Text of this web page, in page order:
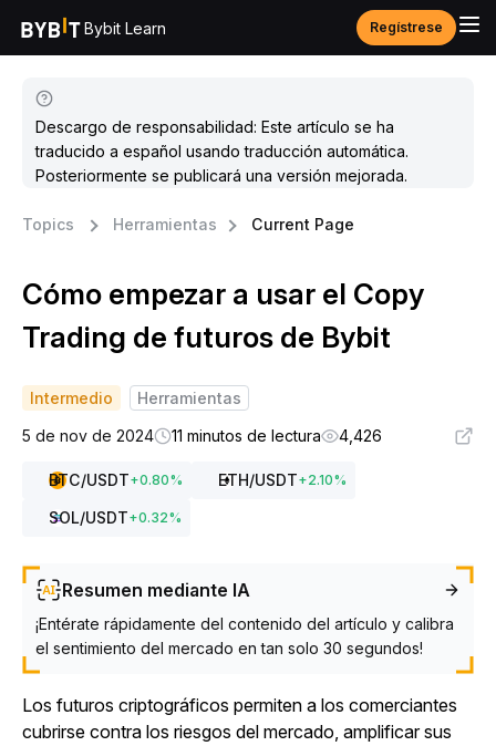
Bybit Learn Regístrese
Descargo de responsabilidad: Este artículo se ha
traducido a español usando traducción automática.
Posteriormente se publicará una versión mejorada.
Topics Herramientas Current Page
Cómo empezar a usar el Copy
Trading de futuros de Bybit
Intermedio
Herramientas
5 de nov de 2024
11 minutos de lectura 4,426
BTC/USDT+0.80% ETH/USDT+2.10%
SOL/USDT+0.32%
Resumen mediante IA
¡Entérate rápidamente del contenido del artículo y calibra
el sentimiento del mercado en tan solo 30 segundos!
Los futuros criptográficos permiten a los comerciantes
cubrirse contra los riesgos del mercado, amplificar sus